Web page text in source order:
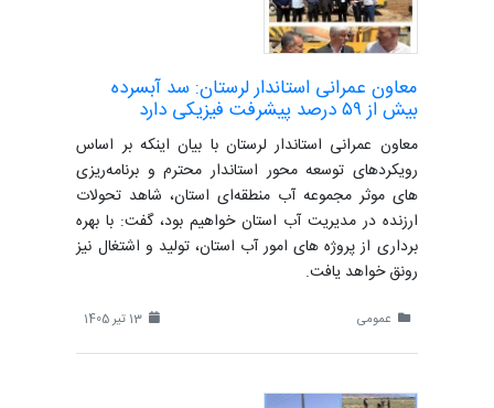
معاون عمرانی استاندار لرستان: سد آبسرده
بیش از ۵۹ درصد پیشرفت فیزیکی دارد
معاون عمرانی استاندار لرستان با بیان اینکه بر اساس
رویکردهای توسعه محور استاندار محترم و برنامه‌ریزی
های موثر مجموعه آب منطقه‌ای استان، شاهد تحولات
ارزنده در مدیریت آب استان خواهیم بود، گفت: با بهره
برداری از پروژه های امور آب استان، تولید و اشتغال نیز
رونق خواهد یافت.
عمومی